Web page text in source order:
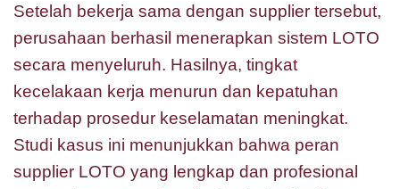
Setelah bekerja sama dengan supplier tersebut,
perusahaan berhasil menerapkan sistem LOTO
secara menyeluruh. Hasilnya, tingkat
kecelakaan kerja menurun dan kepatuhan
terhadap prosedur keselamatan meningkat.
Studi kasus ini menunjukkan bahwa peran
supplier LOTO yang lengkap dan profesional